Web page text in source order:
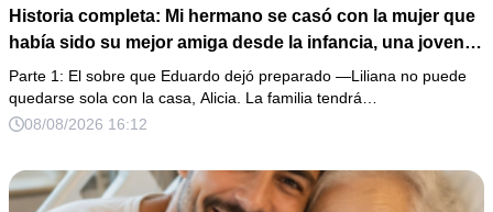
Historia completa: Mi hermano se casó con la mujer que
había sido su mejor amiga desde la infancia, una joven
ciega a la que protegió durante toda su vida. Tras su
fallecimiento, ella me entregó un sobre y me confesó la
verdadera razón por la que él la eligió a ella por encima
Parte 1: El sobre que Eduardo dejó preparado —Liliana no puede
quedarse sola con la casa, Alicia. La familia tendrá…
08/08/2026 16:12